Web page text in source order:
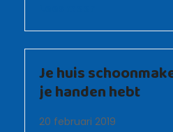
Je huis
je handen hebt
20 februari 2019